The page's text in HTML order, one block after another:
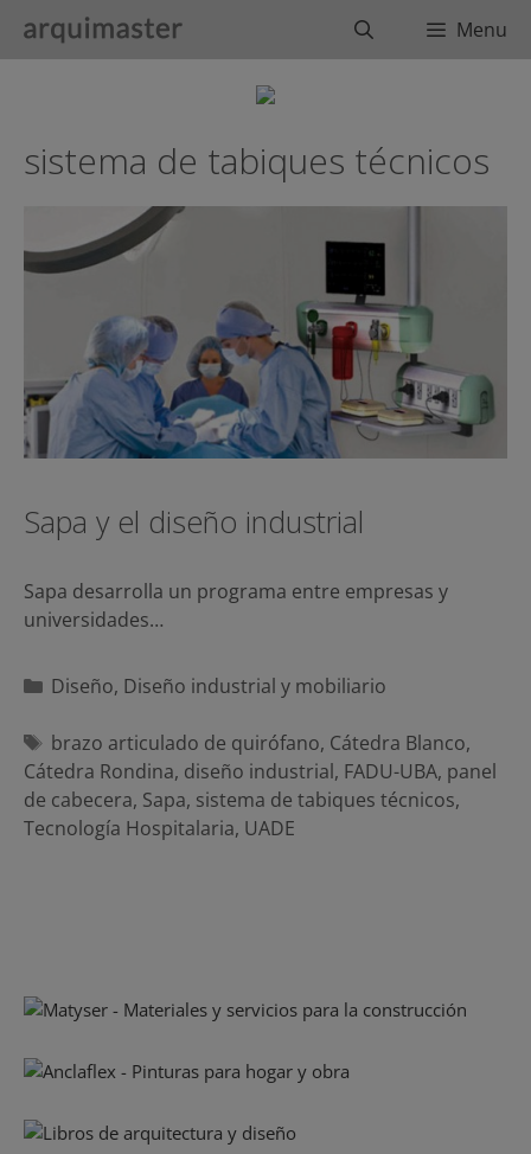
BuscarMenu
sistema de tabiques técnicos
Sapa y el diseño industrial
Sapa desarrolla un programa entre empresas y
universidades…
Categorías
Diseño, Diseño industrial y mobiliario
Etiquetas
brazo articulado de quirófano, Cátedra Blanco,
Cátedra Rondina, diseño industrial, FADU-UBA, panel
de cabecera, Sapa, sistema de tabiques técnicos,
Tecnología Hospitalaria, UADE